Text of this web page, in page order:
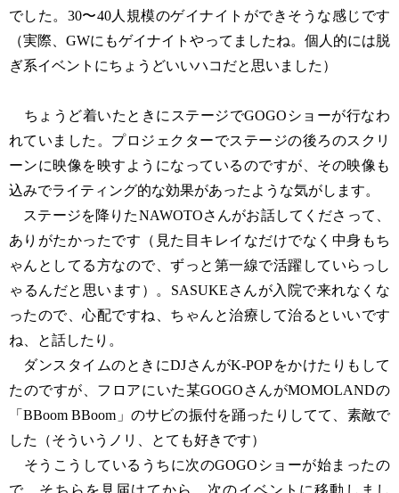
でした。30〜40人規模のゲイナイトができそうな感じです
（実際、GWにもゲイナイトやってましたね。個人的には脱
ぎ系イベントにちょうどいいハコだと思いました）
ちょうど着いたときにステージでGOGOショーが行なわ
れていました。プロジェクターでステージの後ろのスクリ
ーンに映像を映すようになっているのですが、その映像も
込みでライティング的な効果があったような気がします。
ステージを降りたNAWOTOさんがお話してくださって、
ありがたかったです（見た目キレイなだけでなく中身もち
ゃんとしてる方なので、ずっと第一線で活躍していらっし
ゃるんだと思います）。SASUKEさんが入院で来れなくな
ったので、心配ですね、ちゃんと治療して治るといいです
ね、と話したり。
ダンスタイムのときにDJさんがK-POPをかけたりもして
たのですが、フロアにいた某GOGOさんがMOMOLANDの
「BBoom BBoom」のサビの振付を踊ったりしてて、素敵で
した（そういうノリ、とても好きです）
そうこうしているうちに次のGOGOショーが始まったの